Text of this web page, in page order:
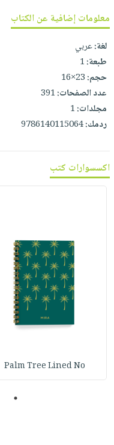
تواصل
معنا
معلومات إضافية عن الكتاب
لغة:عربي
طبعة:1
حجم:23×16
عدد الصفحات:391
مجلدات:1
ردمك:9786140115064
اكسسوارات كتب
Palm Tree Lined No
1